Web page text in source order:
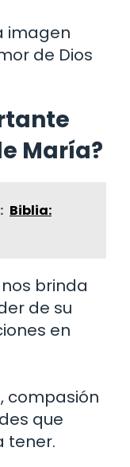
imagen
de Dios
María?
Biblia:
brinda
de su
en
compasión
que
tener.